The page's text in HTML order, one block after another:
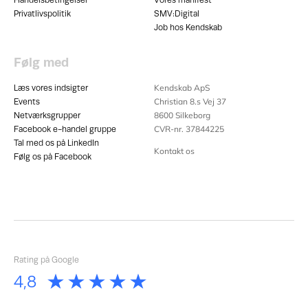
Privatlivspolitik
SMV:Digital
Job hos Kendskab
Følg med
Læs vores indsigter
Events
Netværksgrupper
Facebook e-handel gruppe
Tal med os på LinkedIn
Følg os på Facebook
Kendskab ApS
Christian 8.s Vej 37
8600 Silkeborg
CVR-nr. 37844225
Kontakt os
Rating på Google